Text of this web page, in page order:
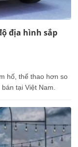
địa hình sắp
hố, thể thao hơn so
tại Việt Nam.